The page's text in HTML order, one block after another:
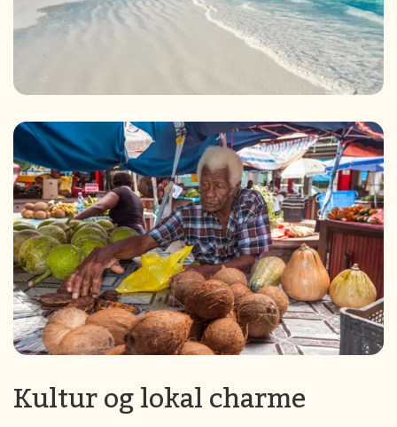
Kultur og lokal charme